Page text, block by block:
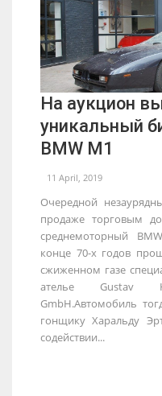
На аукцион
уникальный
BMW M1
11 April, 2019
Очередной
продаже торговым
среднемоторный
конце 70-х годов
сжиженном газе
ателье Gustav
GmbH.Автомобиль
гонщику Харальду
содействии...